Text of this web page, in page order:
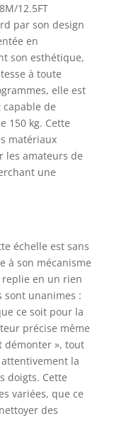
et haute
des
de charge
que
l'acier allié.
à
la corrosion,
et capable
des
élevées
ce qui la
à divers
d'un
de
de
de patins
pour
stabilité et
pendant
Le
de
simple
efficacement
12.5FT
par son design
en
son esthétique,
à toute
elle est
de
150 kg. Cette
matériaux
les amateurs de
une
échelle est sans
à son mécanisme
en un rien
sont unanimes :
ce soit pour la
précise même
démonter », tout
la
doigts. Cette
variées, que ce
des